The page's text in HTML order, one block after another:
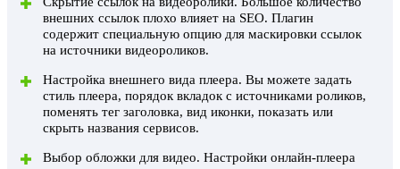
внешних ссылок плохо влияет на SEO. Плагин
содержит специальную опцию для маскировки ссылок
на источники видеороликов.
Настройка внешнего вида плеера. Вы можете задать
стиль плеера, порядок вкладок с источниками роликов,
поменять тег заголовка, вид иконки, показать или
скрыть названия сервисов.
Выбор обложки для видео. Настройки онлайн-плеера